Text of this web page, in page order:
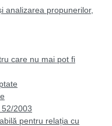
analizarea propunerilor,
care nu mai pot fi
2003
pentru relația cu